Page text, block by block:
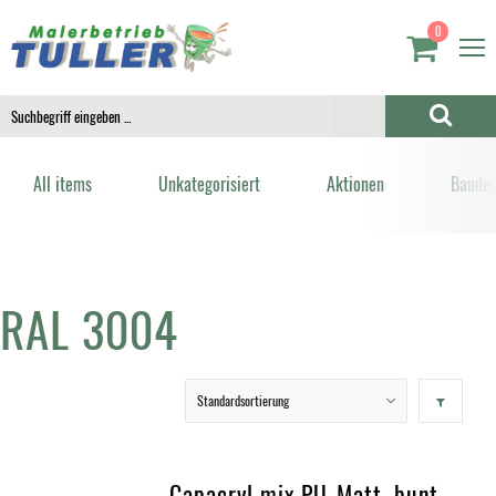
0
All items Unkategorisiert Aktionen
RAL 3004